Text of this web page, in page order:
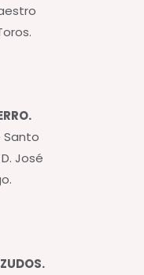
Santo
José